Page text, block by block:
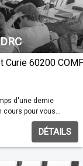
Curie 60200
d'une demie
DÉTAILS